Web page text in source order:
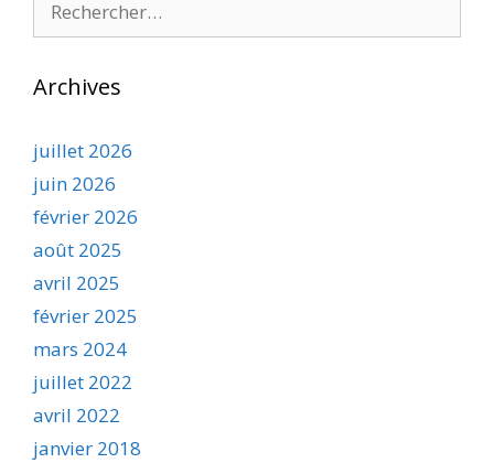
Archives
juillet 2026
juin 2026
février 2026
août 2025
avril 2025
février 2025
mars 2024
juillet 2022
avril 2022
janvier 2018